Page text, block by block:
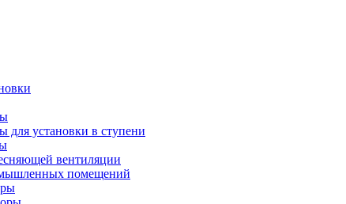
для установки в ступени
вентиляции
помещений